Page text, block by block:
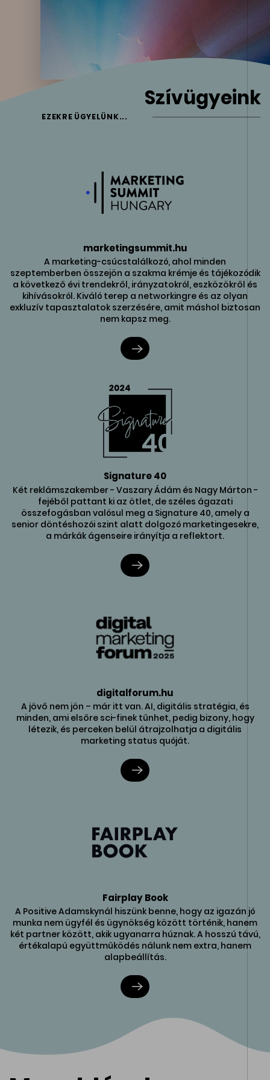
Szívügyeink
EZEKRE ÜGYELÜNK...
marketingsummit.hu
A marketing-csúcstalálkozó, ahol minden
szeptemberben összejön a szakma krémje és tájékozódik
a következő évi trendekről, irányzatokról, eszközökről és
kihívásokról. Kiváló terep a networkingre és az olyan
exkluzív tapasztalatok szerzésére, amit máshol biztosan
nem kapsz meg.
Signature 40
Két reklámszakember - Vaszary Ádám és Nagy Márton -
fejéből pattant ki az ötlet, de széles ágazati
összefogásban valósul meg a Signature 40, amely a
senior döntéshozói szint alatt dolgozó marketingesekre,
a márkák ágenseire irányítja a reflektort.
digitalforum.hu
A jövő nem jön – már itt van. AI, digitális stratégia, és
minden, ami elsőre sci-finek tűnhet, pedig bizony, hogy
létezik, és perceken belül átrajzolhatja a digitális
marketing status quóját.
Fairplay Book
A Positive Adamskynál hiszünk benne, hogy az igazán jó
munka nem ügyfél és ügynökség között történik, hanem
két partner között, akik ugyanarra húznak. A hosszú távú,
értékalapú együttműködés nálunk nem extra, hanem
alapbeállítás.